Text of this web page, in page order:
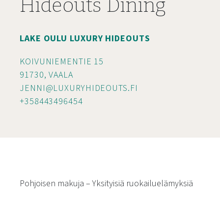
Hideouts Dining
LAKE OULU LUXURY HIDEOUTS
KOIVUNIEMENTIE 15
91730, VAALA
JENNI@LUXURYHIDEOUTS.FI
+358443496454
Pohjoisen makuja – Yksityisiä ruokailuelämyksiä